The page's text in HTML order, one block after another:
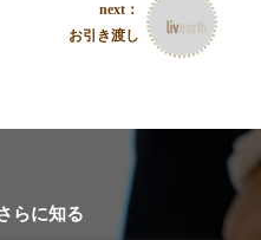
next：
お引き渡し
らに知る